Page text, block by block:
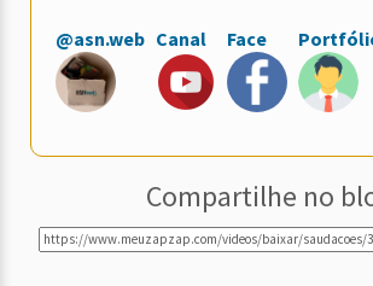
@asn.web Canal Face
Compartilhe no